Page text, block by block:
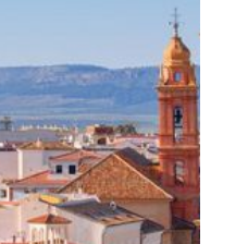
Parcours